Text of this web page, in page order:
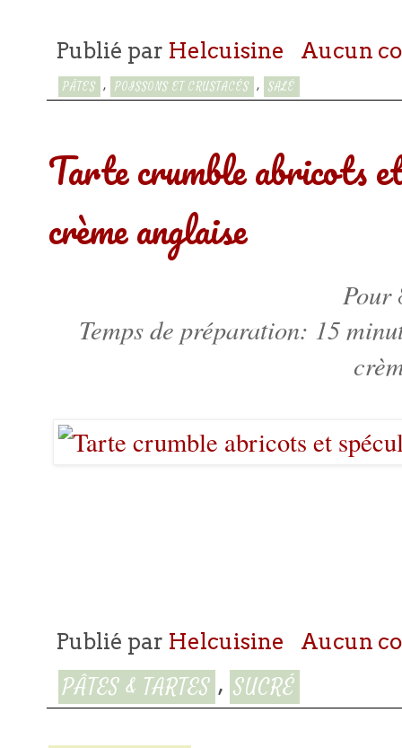
Publié par Helcuisine Aucun
PÂTES , POISSONS ET CRUSTACÉS , SALÉ
Tarte crumble abricots et
crème anglaise
Pour
Temps de préparation: 15
Publié par Helcuisine Aucun
PÂTES & TARTES , SUCRÉ